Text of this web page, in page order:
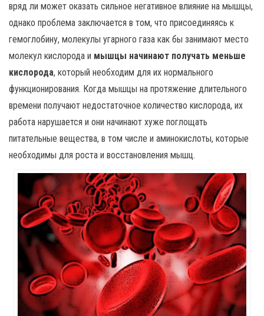
вряд ли может оказать сильное негативное влияние на мышцы,
однако проблема заключается в том, что присоединяясь к
гемоглобину, молекулы угарного газа как бы занимают место
молекул кислорода и мышцы начинают получать меньше
кислорода, который необходим для их нормального
функционирования. Когда мышцы на протяжение длительного
времени получают недостаточное количество кислорода, их
работа нарушается и они начинают хуже поглощать
питательные вещества, в том числе и аминокислоты, которые
необходимы для роста и восстановления мышц.